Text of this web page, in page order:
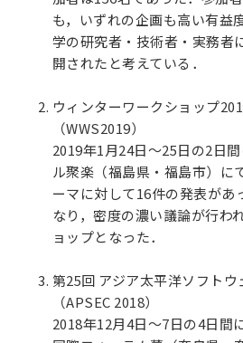
も，いずれの企画も高い有益
学の研究者・技術者・実務者
開されたと考えている．
ウィンターワークショップ
（WWS2019）
2019年1月24日～25日の2日
ル聚楽（福島県・福島市）に
ーマに対して16件の発表があ
なり，密度の濃い議論が行わ
ョップとなった．
第25回 アジア太平洋ソフト
（APSEC 2018）
2018年12月4日〜7日の4日間